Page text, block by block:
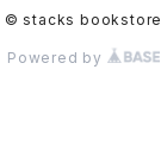
© stacks bookstore
Powered by